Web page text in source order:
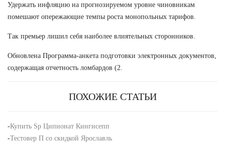
Удержать инфляцию на прогнозируемом уровне чиновникам
помешают опережающие темпы роста монопольных тарифов.
Так премьер лишил себя наиболее влиятельных сторонников.
Обновлена Программа-анкета подготовки электронных документов,
содержащая отчетность ломбардов (2.
ПОХОЖИЕ СТАТЬИ
-Купить Sp Ципионат Кингисепп
-Тестовер П со скидкой Ярославль